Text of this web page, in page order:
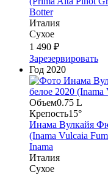
Botter
Италия
Сухое
1 490 ₽
Зарезервировать
Год 2020
Объем0.75 L
Крепость15°
Инама Вулкайя
(Inama Vulcaia
Inama
Италия
Сухое